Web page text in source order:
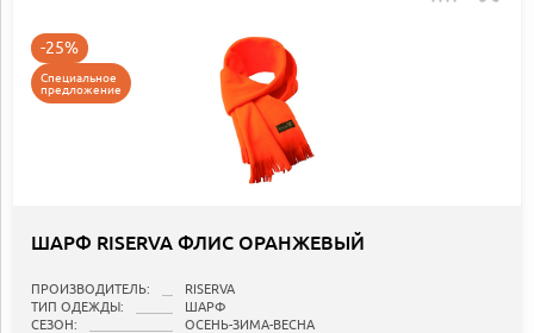
-25%
Специальное
предложение
ШАРФ RISERVA ФЛИС ОРАНЖЕВЫЙ
ПРОИЗВОДИТЕЛЬ:
RISERVA
ТИП ОДЕЖДЫ:
ШАРФ
СЕЗОН:
ОСЕНЬ-ЗИМА-ВЕСНА